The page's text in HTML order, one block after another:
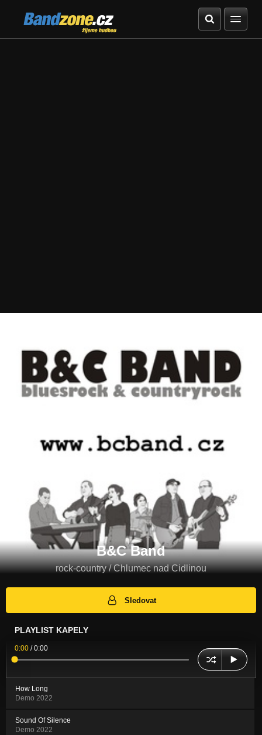
Bandzone.cz
žijeme hudbou
B&C Band
rock-country / Chlumec nad Cidlinou
Sledovat
PLAYLIST KAPELY
0:00 /0:00
How Long
Demo 2022
Sound Of Silence
Demo 2022